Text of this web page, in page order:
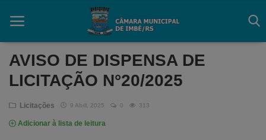
Contato
AVISO DE DISPENSA DE
LICITAÇÃO N°20/2025
Licitações 9 Abril, 2025 0 313
Adicionar à lista de leitura